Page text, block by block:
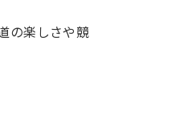
の楽しさや競